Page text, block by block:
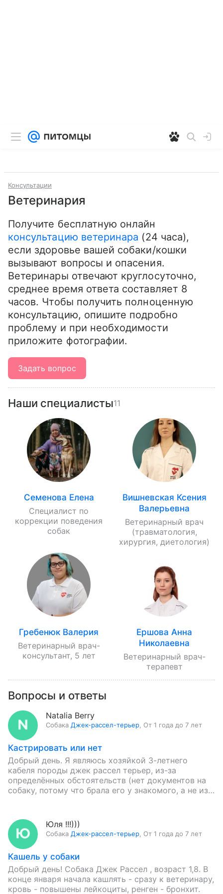
Консультации
Ветеринария
консультацию ветеринара (24 часа),
если здоровье вашей собаки/кошки
вызывают вопросы и опасения.
Ветеринары отвечают круглосуточно,
среднее время ответа составляет 8
часов. Чтобы получить полноценную
консультацию, опишите подробно
проблему и при необходимости
приложите фотографии.
Задать вопрос
Наши специалисты11
Семенова Елена
Специалист по
коррекции поведения
собак
Вишневская Ксения
Валерьевна
Ветеринарный врач
(травматология,
хирургия, диетология)
Гребенюк Валерия
Ветеринарный врач-
консультант, 5 лет
Ершова Анна
Николаевна
Ветеринарный врач-
терапевт
Вопросы и ответы
Natalia Berry
Собака Джек-рассел-терьер От 1 года до 7 лет
Кастрировать или нет
Добрый день. Я являюсь хозяйкой 3-летнего
кабеля породы джек рассел терьер, из-за
определённых обстоятельств (нет документов на
собаку, потому что брала его у знакомого, а не из
Юля !!!)))
Собака Джек-рассел-терьер От 1 года до 7 лет
Кашель у собаки
Добрый день! Собака Джек Рассел , возраст 1,8. В
конце января начала кашлять - сразу к ветеринару,
кровь - повышены лейкоциты, ренген - бронхит.